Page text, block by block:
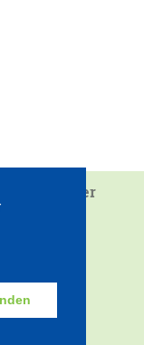
Juvandia - der